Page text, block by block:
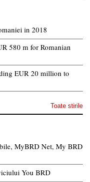
in 2018
580 m for Romanian
EUR 20 million to
Toate stirile
MyBRD Net, My BRD
You BRD